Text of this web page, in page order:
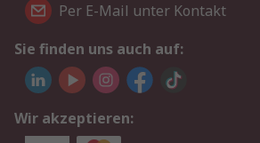
Per E-Mail unter Kontakt
Sie finden uns auch auf:
Wir akzeptieren: